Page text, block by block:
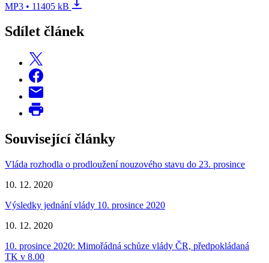
MP3 • 11405 kB
Sdílet článek
Související články
Vláda rozhodla o prodloužení nouzového stavu do 23. prosince
10. 12. 2020
Výsledky jednání vlády 10. prosince 2020
10. 12. 2020
10. prosince 2020: Mimořádná schůze vlády ČR, předpokládaná
TK v 8.00